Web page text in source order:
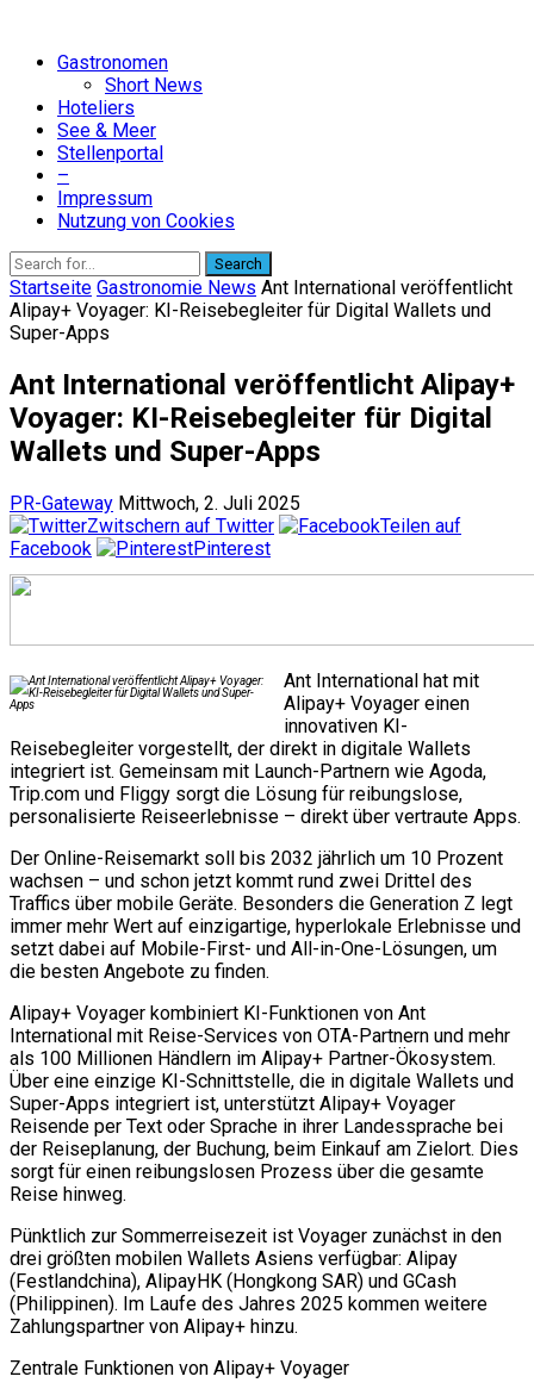
Gastronomen
Short News
Hoteliers
See & Meer
Stellenportal
–
Impressum
Nutzung von Cookies
Search
Startseite Gastronomie News Ant International veröffentlicht
Alipay+ Voyager: KI-Reisebegleiter für Digital Wallets und
Super-Apps
Ant International veröffentlicht Alipay+
Voyager: KI-Reisebegleiter für Digital
Wallets und Super-Apps
PR-Gateway Mittwoch, 2. Juli 2025
Zwitschern auf Twitter
Teilen auf
Facebook
Pinterest
Ant International hat mit
Alipay+ Voyager einen
innovativen KI-
Reisebegleiter vorgestellt, der direkt in digitale Wallets
integriert ist. Gemeinsam mit Launch-Partnern wie Agoda,
Trip.com und Fliggy sorgt die Lösung für reibungslose,
personalisierte Reiseerlebnisse – direkt über vertraute Apps.
Der Online-Reisemarkt soll bis 2032 jährlich um 10 Prozent
wachsen – und schon jetzt kommt rund zwei Drittel des
Traffics über mobile Geräte. Besonders die Generation Z legt
immer mehr Wert auf einzigartige, hyperlokale Erlebnisse und
setzt dabei auf Mobile-First- und All-in-One-Lösungen, um
die besten Angebote zu finden.
Alipay+ Voyager kombiniert KI-Funktionen von Ant
International mit Reise-Services von OTA-Partnern und mehr
als 100 Millionen Händlern im Alipay+ Partner-Ökosystem.
Über eine einzige KI-Schnittstelle, die in digitale Wallets und
Super-Apps integriert ist, unterstützt Alipay+ Voyager
Reisende per Text oder Sprache in ihrer Landessprache bei
der Reiseplanung, der Buchung, beim Einkauf am Zielort. Dies
sorgt für einen reibungslosen Prozess über die gesamte
Reise hinweg.
Pünktlich zur Sommerreisezeit ist Voyager zunächst in den
drei größten mobilen Wallets Asiens verfügbar: Alipay
(Festlandchina), AlipayHK (Hongkong SAR) und GCash
(Philippinen). Im Laufe des Jahres 2025 kommen weitere
Zahlungspartner von Alipay+ hinzu.
Zentrale Funktionen von Alipay+ Voyager